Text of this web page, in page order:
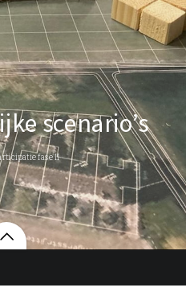
scenario’s
fase II